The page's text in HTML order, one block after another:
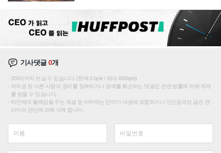
기사댓글0개
200자까지 쓰실 수 있습니다. (현재 0 byte / 최대 400byte)
저작권 등 다른 사람의 권리를 침해하거나 명예를 훼손하는 댓글은 관련 법률에 의해 제재
를 받을 수 있습니다.
타인에게 불쾌감을 주는 욕설 등 비하하는 단어가 내용에 포함되거나 인신공격성 글은 관
리자의 판단에 의해 삭제 합니다.